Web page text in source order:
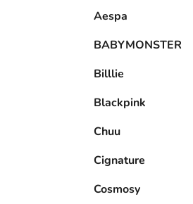
Aespa
BABYMONSTER
Billlie
Blackpink
Chuu
Cignature
Cosmosy